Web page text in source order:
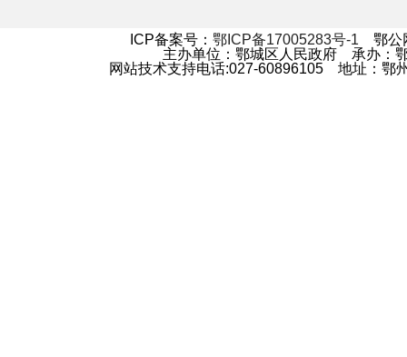
ICP备案号： 鄂ICP备17005283号-1 鄂公
主办单位：鄂城区人民政府 承办：
网站技术支持电话:027-60896105 地址：鄂